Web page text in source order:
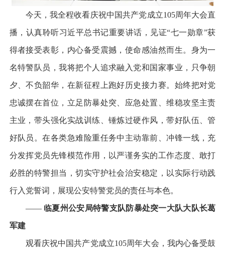
今天，我全程收看庆祝中国共产党成立105周年大会直
播，认真聆听习近平总书记重要讲话，见证“七一勋章”获
得者接受表彰，内心备受震撼，使命感油然而生。身为一
名特警队员，我将把个人追求融入党和国家事业，只争朝
夕、不负韶华，在新征程上跑好历史接力赛。始终把对党
忠诚摆在首位，立足防暴处突、应急处置、维稳攻坚主责
主业，带头强化实战训练、锤炼过硬作风，带好队伍、管
好队员。在各类急难险重任务中主动靠前、冲锋一线，充
分发挥党员先锋模范作用，以严谨务实的工作态度、敢打
必胜的特警担当，切实守护社会治安稳定，以实际行动践
行入党誓词，展现公安特警党员的责任与本色。
—— 临夏州公安局特警支队防暴处突一大队大队长葛
军建
观看庆祝中国共产党成立105周年大会，我内心备受鼓